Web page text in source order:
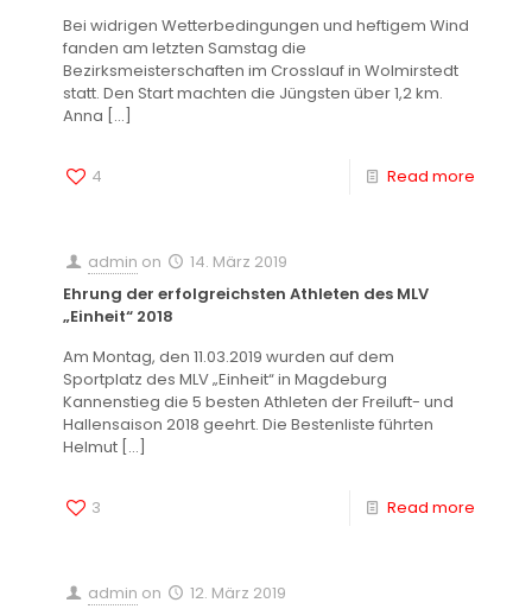
Bei widrigen Wetterbedingungen und heftigem Wind
fanden am letzten Samstag die
Bezirksmeisterschaften im Crosslauf in Wolmirstedt
statt. Den Start machten die Jüngsten über 1,2 km.
Anna […]
4 Read more
admin on
14. März 2019
Ehrung der erfolgreichsten Athleten des MLV
„Einheit“ 2018
Am Montag, den 11.03.2019 wurden auf dem
Sportplatz des MLV „Einheit“ in Magdeburg
Kannenstieg die 5 besten Athleten der Freiluft- und
Hallensaison 2018 geehrt. Die Bestenliste führten
Helmut […]
3 Read more
admin on
12. März 2019